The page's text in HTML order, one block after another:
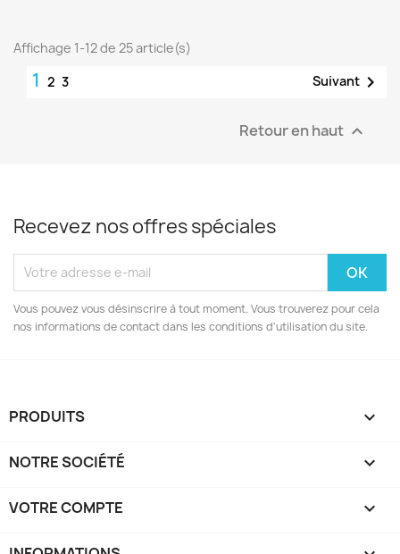
Affichage 1-12 de 25 article(s)
1 2 3 Suivant 
Retour en haut 
Recevez nos offres spéciales
Vous pouvez vous désinscrire à tout moment. Vous trouverez pour cela
nos informations de contact dans les conditions d'utilisation du site.
PRODUITS 
NOTRE SOCIÉTÉ 
VOTRE COMPTE 